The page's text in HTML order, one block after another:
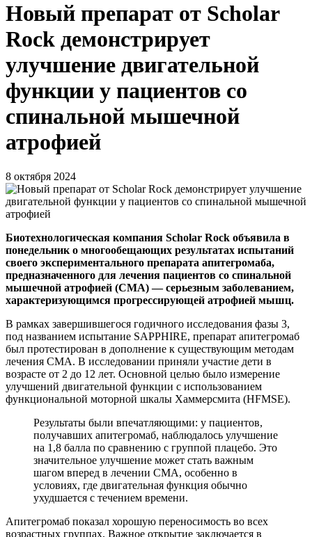
Новый препарат от Scholar
Rock демонстрирует
улучшение двигательной
функции у пациентов со
спинальной мышечной
атрофией
8 октября 2024
Биотехнологическая компания Scholar Rock объявила в
понедельник о многообещающих результатах испытаний
своего экспериментального препарата апитегромаба,
предназначенного для лечения пациентов со спинальной
мышечной атрофией (СМА) — серьезным заболеванием,
характеризующимся прогрессирующей атрофией мышц.
В рамках завершившегося годичного исследования фазы 3,
под названием испытание SAPPHIRE, препарат апитегромаб
был протестирован в дополнение к существующим методам
лечения СМА. В исследовании приняли участие дети в
возрасте от 2 до 12 лет. Основной целью было измерение
улучшений двигательной функции с использованием
функциональной моторной шкалы Хаммерсмита (HFMSE).
Результаты были впечатляющими: у пациентов,
получавших апитегромаб, наблюдалось улучшение
на 1,8 балла по сравнению с группой плацебо. Это
значительное улучшение может стать важным
шагом вперед в лечении СМА, особенно в
условиях, где двигательная функция обычно
ухудшается с течением времени.
Апитегромаб показал хорошую переносимость во всех
возрастных группах. Важное открытие заключается в